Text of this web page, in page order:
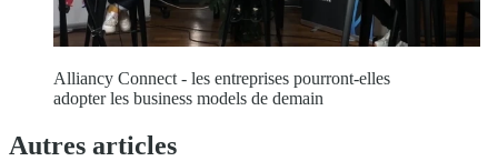
Alliancy Connect - les entreprises pourront-elles
adopter les business models de demain
Autres articles